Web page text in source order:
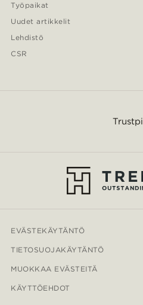
Työpaikat
Uudet artikkelit
Lehdistö
CSR
EVÄSTEKÄYTÄNTÖ
TIETOSUOJAKÄYTÄNTÖ
MUOKKAA EVÄSTEITÄ
KÄYTTÖEHDOT